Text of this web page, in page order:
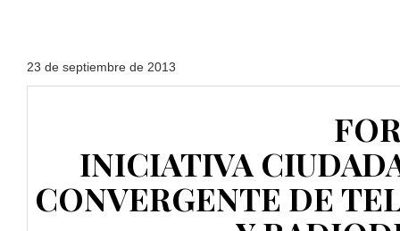
23 de septiembre de 2013
INICIATIVA
CONVERGENTE DE